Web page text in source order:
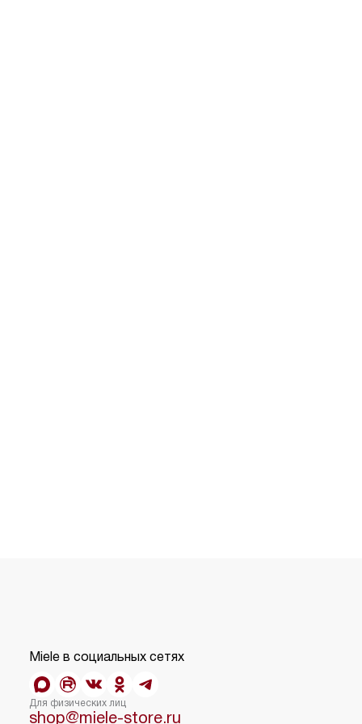
Miele в социальных сетях
Для физических лиц
shop@miele-store.ru